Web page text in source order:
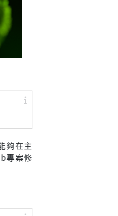
夠在主
專案修